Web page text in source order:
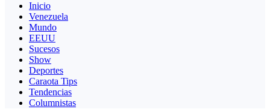
Inicio
Venezuela
Mundo
EEUU
Sucesos
Show
Deportes
Caraota Tips
Tendencias
Columnistas